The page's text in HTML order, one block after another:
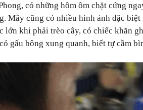
có những hôm ôm chặt cứng
Mây cũng có nhiều hình ảnh đặc biệt
lớn khi phải trèo cây, có chiếc khăn
gấu bông xung quanh, biết tự cầm